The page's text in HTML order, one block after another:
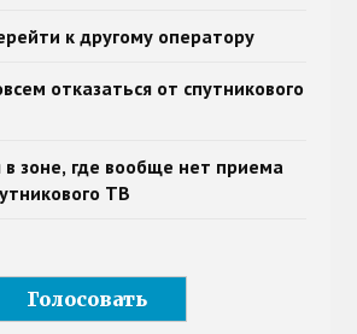
к другому оператору
отказаться от спутникового
в зоне, где вообще нет приема
ТВ